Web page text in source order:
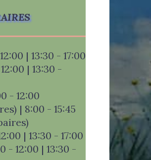
| 13:30 - 17:00
| 13:30 -
- 12:00
| 8:00 - 15:45
| 13:30 - 17:00
- 12:00 | 13:30 -